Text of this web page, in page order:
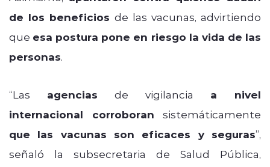
de los beneficios de las vacunas, advirtiendo
que esa postura pone en riesgo la vida de las
personas.
“Las agencias de vigilancia a nivel
internacional
corroboran sistemáticamente
que las vacunas son eficaces y seguras”,
señaló la subsecretaria de Salud Pública,